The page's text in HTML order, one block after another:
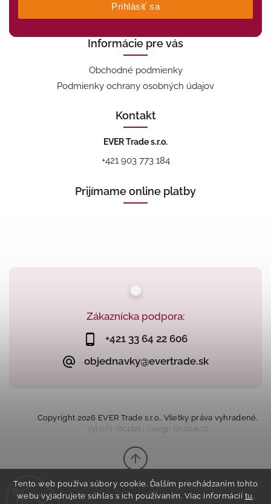
Tento web používa súbory cookie. Ďalším prechádzaním tohto
webu vyjadrujete súhlas s ich používaním. Viac informácií tu.
Zákaznícka podpora:
+421 33 64 22 606
objednavky@evertrade.sk
Prihlásiť sa
Informácie pre vás
Obchodné podmienky
Podmienky ochrany osobných údajov
Kontakt
EVER Trade s.r.o.
+421 903 773 184
Prijímame online platby
Copyright 2026 EVER Trade s.r.o.. Všetky práva vyhradené.
Vytvořil Shoptet | Design Shoptak.cz